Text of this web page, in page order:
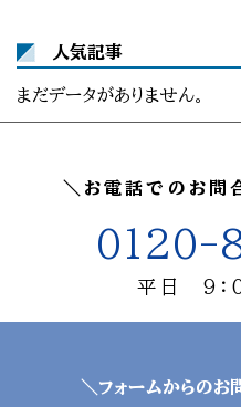
人気記事
まだデータがありません。
＼お電話でのお問
0120-
平日 9：
＼フォームからのお